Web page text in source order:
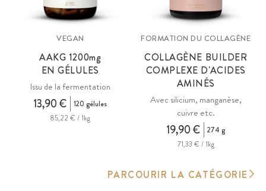
VEGAN
AAKG 1200mg
EN GÉLULES
Issu de la fermentation
13,90 €
120 gélules
85,22 € / 1kg
FORMATION DU COLLAGÈNE
COLLAGÈNE BUILDER
COMPLEXE D'ACIDES
AMINÉS
Avec silicium, manganèse,
cuivre etc.
19,90 €
274 g
71,33 € / 1kg
PARCOURIR LA CATÉGORIE